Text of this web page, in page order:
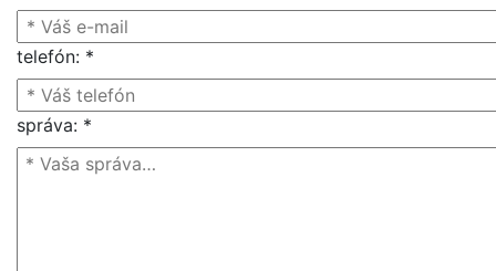
telefón: *
správa: *